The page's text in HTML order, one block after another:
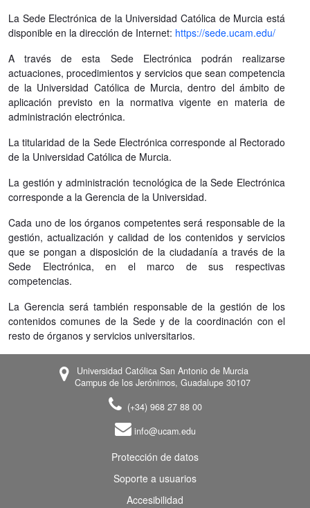
La Sede Electrónica de la Universidad Católica de Murcia está
disponible en la dirección de Internet: https://sede.ucam.edu/
A través de esta Sede Electrónica podrán realizarse
actuaciones, procedimientos y servicios que sean competencia
de la Universidad Católica de Murcia, dentro del ámbito de
aplicación previsto en la normativa vigente en materia de
administración electrónica.
La titularidad de la Sede Electrónica corresponde al Rectorado
de la Universidad Católica de Murcia.
La gestión y administración tecnológica de la Sede Electrónica
corresponde a la Gerencia de la Universidad.
Cada uno de los órganos competentes será responsable de la
gestión, actualización y calidad de los contenidos y servicios
que se pongan a disposición de la ciudadanía a través de la
Sede Electrónica, en el marco de sus respectivas
competencias.
La Gerencia será también responsable de la gestión de los
contenidos comunes de la Sede y de la coordinación con el
resto de órganos y servicios universitarios.
Universidad Católica San Antonio de Murcia
Campus de los Jerónimos, Guadalupe 30107
(+34) 968 27 88 00
info@ucam.edu
Protección de datos
Soporte a usuarios
Accesibilidad